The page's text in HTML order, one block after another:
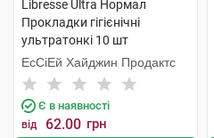
Libresse Ultra Нормал
Прокладки гігієнічні
ультратонкі 10 шт
ЕсСіЕй Хайджин Продактс
Є в наявності
від 62.00 грн